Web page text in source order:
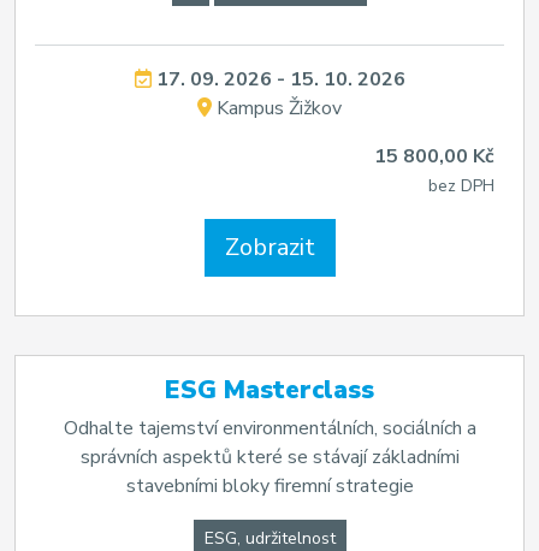
17. 09. 2026 - 15. 10. 2026
Kampus Žižkov
15 800,00 Kč
bez DPH
Zobrazit
ESG Masterclass
Odhalte tajemství environmentálních, sociálních a
správních aspektů které se stávají základními
stavebními bloky firemní strategie
ESG, udržitelnost